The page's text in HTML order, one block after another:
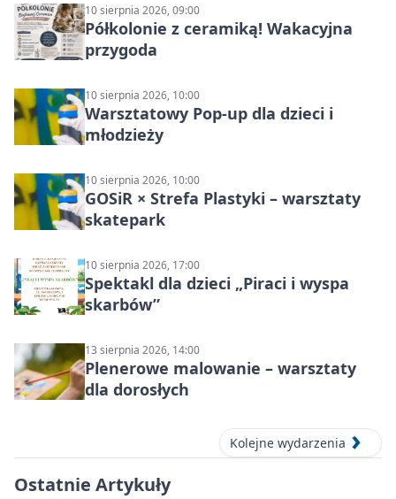
10 sierpnia 2026, 09:00
Półkolonie z ceramiką! Wakacyjna
przygoda
10 sierpnia 2026, 10:00
Warsztatowy Pop-up dla dzieci i
młodzieży
10 sierpnia 2026, 10:00
GOSiR × Strefa Plastyki – warsztaty
skatepark
10 sierpnia 2026, 17:00
Spektakl dla dzieci „Piraci i wyspa
skarbów”
13 sierpnia 2026, 14:00
Plenerowe malowanie – warsztaty
dla dorosłych
Kolejne wydarzenia
Ostatnie Artykuły